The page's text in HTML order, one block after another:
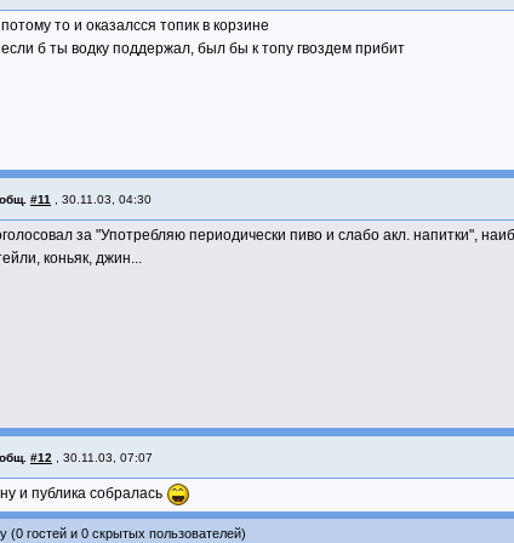
то и оказалсся топик в корзине
если б ты водку поддержал, был бы к топу гвоздем прибит
#11 30.11.03, 04:30
за "Употребляю периодически пиво и слабо акл. напитки",
коньяк, джин...
#12 30.11.03, 07:07
и публика собралась
(0 гостей и 0 скрытых пользователей)